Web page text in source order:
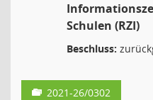
Schulen (RZI)
Beschluss:
2021-26/0302